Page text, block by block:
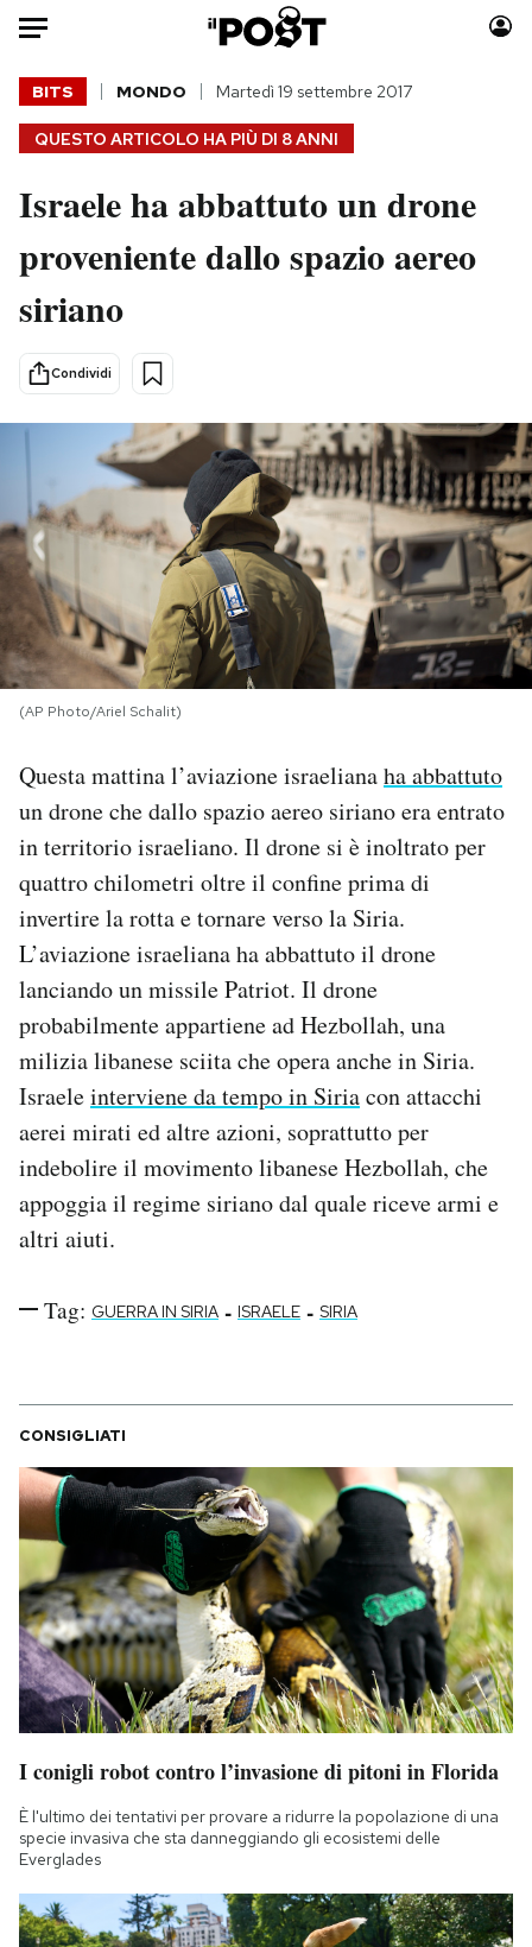
Auto
HOME
Italia
Politica
Tecnologia
Scienza
Economia
Sport
Moda
Consumismi
Altrecose
Mondiali calcio 2026
PODCAST
NEWSLETTER
SHOP
CALENDARIO
AREA PERSONALE
Area Personale
Newsletter
Regala il Post
Hai bisogno di aiuto?
Esci
QUESTO ARTICOLO HA PIÙ DI 8 ANNI
BITS MONDO Martedì 19 settembre 2017
Israele ha abbattuto un drone
proveniente dallo spazio aereo
siriano
Condividi
(AP Photo/Ariel Schalit)
Questa mattina l’aviazione israelianaha abbattuto
un drone che dallo spazio aereo siriano era entrato
in territorio israeliano. Il drone si è inoltrato per
quattro chilometri oltre il confine prima di
invertire la rotta e tornare verso la Siria.
L’aviazione israeliana ha abbattuto il drone
lanciando un missile Patriot. Il drone
probabilmente appartiene ad Hezbollah, una
milizia libanese sciita che opera anche in Siria.
Israeleinterviene da tempo in Siriacon attacchi
aerei mirati ed altre azioni, soprattutto per
indebolire il movimento libanese Hezbollah, che
appoggia il regime siriano dal quale riceve armi e
altri aiuti.
Tag: GUERRA IN SIRIA - ISRAELE - SIRIA
CONSIGLIATI
I conigli robot contro l’invasione di pitoni in Florida
È l'ultimo dei tentativi per provare a ridurre la popolazione di una
specie invasiva che sta danneggiando gli ecosistemi delle
Everglades